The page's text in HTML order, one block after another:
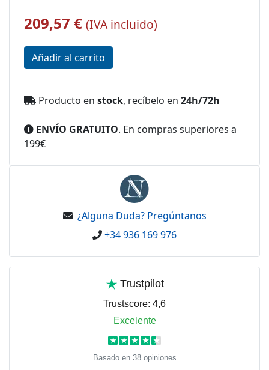
209,57 € (IVA incluido)
Producto en stock, recíbelo en 24h/72h
ENVÍO GRATUITO. En compras superiores a
199€
¿Alguna Duda? Pregúntanos
+34 936 169 976
Trustpilot
Trustscore: 4,6
Excelente
★ ★ ★ ★ ★
Basado en 38 opiniones